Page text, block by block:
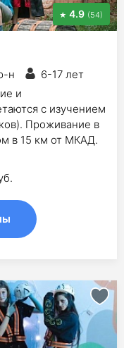
4.9 (54)
н
6-17 лет
и
с изучением
Проживание в
в 15 км от МКАД.